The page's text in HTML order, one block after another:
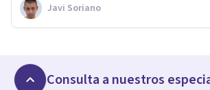
Javi Soriano
Consulta a nuestros